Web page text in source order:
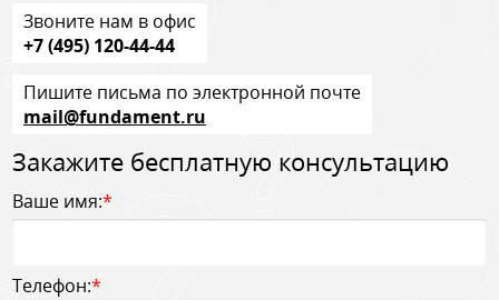
Звоните нам в офис
+7 (495) 120-44-44
Пишите письма по электронной почте
mail@fundament.ru
Закажите бесплатную консультацию
Ваше имя:*
Телефон:*